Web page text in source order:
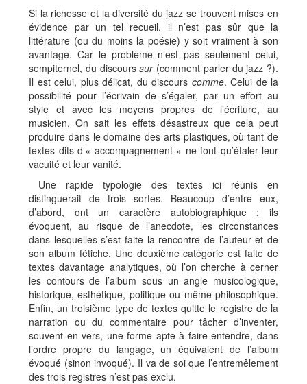
Si la richesse et la diversité du jazz se trouvent mises en
évidence par un tel recueil, il n’est pas sûr que la
littérature (ou du moins la poésie) y soit vraiment à son
avantage. Car le problème n’est pas seulement celui,
sempiternel, du discourssur(comment parler du jazz ?).
Il est celui, plus délicat, du discours comme. Celui de la
possibilité pour l’écrivain de s’égaler, par un effort au
style et avec les moyens propres de l’écriture, au
musicien. On sait les effets désastreux que cela peut
produire dans le domaine des arts plastiques, où tant de
textes dits d’« accompagnement » ne font qu’étaler leur
vacuité et leur vanité.
Une rapide typologie des textes ici réunis en
distinguerait de trois sortes. Beaucoup d’entre eux,
d’abord, ont un caractère autobiographique : ils
évoquent, au risque de l’anecdote, les circonstances
dans lesquelles s’est faite la rencontre de l’auteur et de
son album fétiche. Une deuxième catégorie est faite de
textes davantage analytiques, où l’on cherche à cerner
les contours de l’album sous un angle musicologique,
historique, esthétique, politique ou même philosophique.
Enfin, un troisième type de textes quitte le registre de la
narration ou du commentaire pour tâcher d’inventer,
souvent en vers, une forme apte à faire entendre, dans
l’ordre propre du langage, un équivalent de l’album
évoqué (sinon invoqué). Il va de soi que l’entremêlement
des trois registres n’est pas exclu.